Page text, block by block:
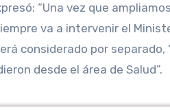
“Una vez que
va a intervenir el
considerado por
desde el área de Salud”.